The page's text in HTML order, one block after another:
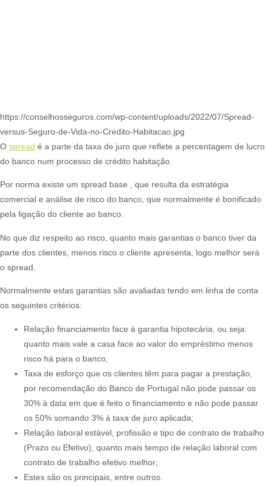
https://conselhosseguros.com/wp-content/uploads/2022/07/Spread-
versus-Seguro-de-Vida-no-Credito-Habitacao.jpg
O spread é a parte da taxa de juro que reflete a percentagem de lucro
do banco num processo de crédito habitação.
Por norma existe um spread base , que resulta da estratégia
comercial e análise de risco do banco, que normalmente é bonificado
pela ligação do cliente ao banco.
No que diz respeito ao risco, quanto mais garantias o banco tiver da
parte dos clientes, menos risco o cliente apresenta, logo melhor será
o spread.
Normalmente estas garantias são avaliadas tendo em linha de conta
os seguintes critérios:
Relação financiamento face à garantia hipotecária, ou seja:
quanto mais vale a casa face ao valor do empréstimo menos
risco há para o banco;
Taxa de esforço que os clientes têm para pagar a prestação,
por recomendação do Banco de Portugal não pode passar os
30% à data em que é feito o financiamento e não pode passar
os 50% somando 3% à taxa de juro aplicada;
Relação laboral estável, profissão e tipo de contrato de trabalho
(Prazo ou Efetivo), quanto mais tempo de relação laboral com
contrato de trabalho efetivo melhor;
Estes são os principais, entre outros.